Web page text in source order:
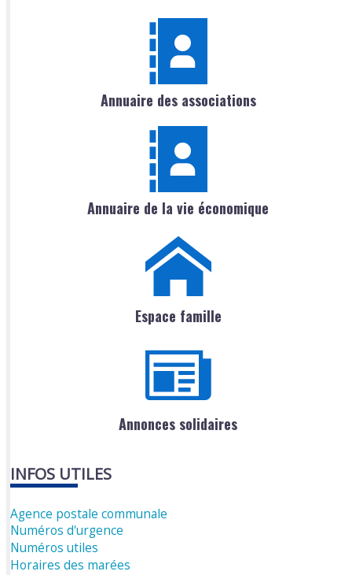
Annuaire des associations
Annuaire de la vie économique
Espace famille
Annonces solidaires
INFOS UTILES
Agence postale communale
Numéros d'urgence
Numéros utiles
Horaires des marées